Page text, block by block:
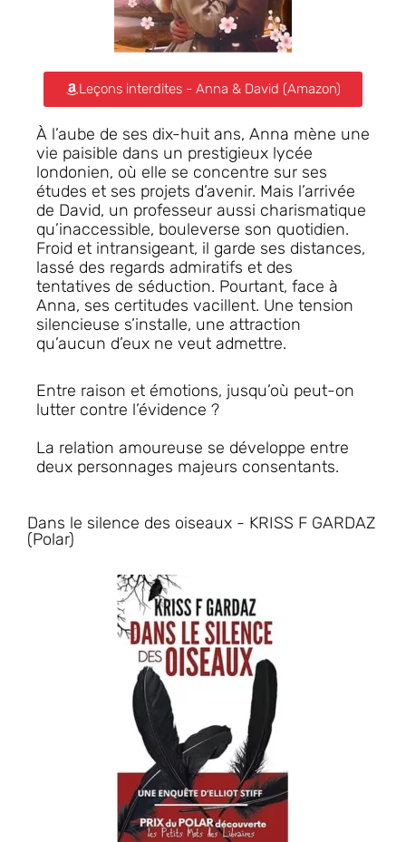
Leçons interdites - Anna & David (Amazon)
À l’aube de ses dix-huit ans, Anna mène une
vie paisible dans un prestigieux lycée
londonien, où elle se concentre sur ses
études et ses projets d’avenir. Mais l’arrivée
de David, un professeur aussi charismatique
qu’inaccessible, bouleverse son quotidien.
Froid et intransigeant, il garde ses distances,
lassé des regards admiratifs et des
tentatives de séduction. Pourtant, face à
Anna, ses certitudes vacillent. Une tension
silencieuse s’installe, une attraction
qu’aucun d’eux ne veut admettre.
Entre raison et émotions, jusqu’où peut-on
lutter contre l’évidence ?
La relation amoureuse se développe entre
deux personnages majeurs consentants.
Dans le silence des oiseaux - KRISS F GARDAZ
(Polar)